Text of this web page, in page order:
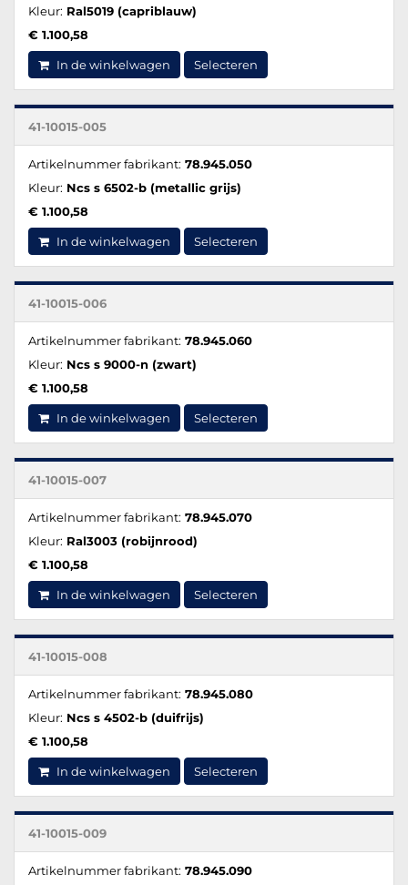
Kleur: Ral5019 (capriblauw)
€ 1.100,58
In de winkelwagen Selecteren
41-10015-005
Artikelnummer fabrikant: 78.945.050
Kleur: Ncs s 6502-b (metallic grijs)
€ 1.100,58
In de winkelwagen Selecteren
41-10015-006
Artikelnummer fabrikant: 78.945.060
Kleur: Ncs s 9000-n (zwart)
€ 1.100,58
In de winkelwagen Selecteren
41-10015-007
Artikelnummer fabrikant: 78.945.070
Kleur: Ral3003 (robijnrood)
€ 1.100,58
In de winkelwagen Selecteren
41-10015-008
Artikelnummer fabrikant: 78.945.080
Kleur: Ncs s 4502-b (duifrijs)
€ 1.100,58
In de winkelwagen Selecteren
41-10015-009
Artikelnummer fabrikant: 78.945.090